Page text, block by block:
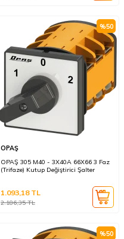
%50
OPAŞ
OPAŞ 305 M40 - 3X40A 66X66 3 Faz
(Trifaze) Kutup Değiştirici Şalter
2.186,35TL
1.093,18TL
%50